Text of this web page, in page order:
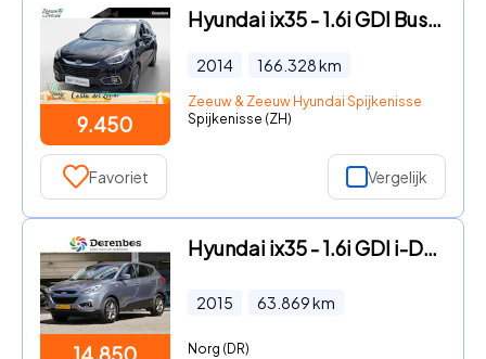
9.450
Hyundai ix35 - 1.6i GDI Business Edition |
2014 166.328km
Zeeuw & Zeeuw Hyundai Spijkenisse
Spijkenisse (ZH)
Favoriet Vergelijk
Hyundai ix35 - 1.6i GDI i-Drive | all-season-banden | airco
2015 63.869km
Norg (DR)